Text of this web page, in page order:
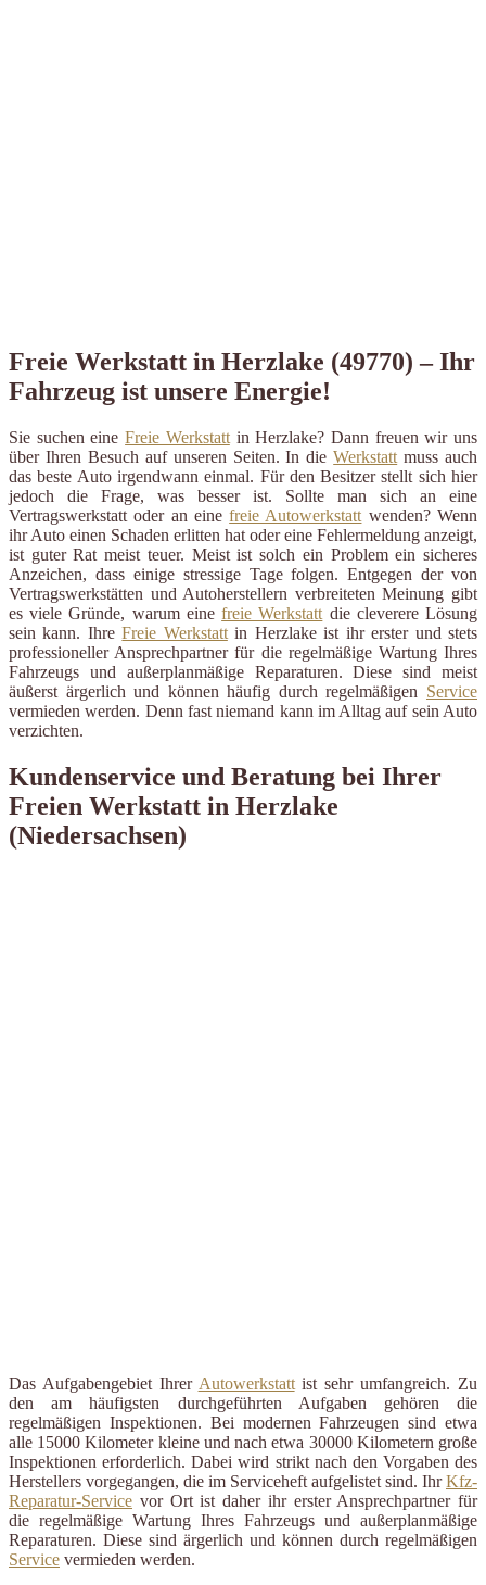
Freie Werkstatt in Herzlake (49770) – Ihr
Fahrzeug ist unsere Energie!
Sie suchen eineFreie Werkstattin Herzlake? Dann freuen wir uns
über Ihren Besuch auf unseren Seiten. In dieWerkstatt muss auch
das beste Auto irgendwann einmal. Für den Besitzer stellt sich hier
jedoch die Frage, was besser ist. Sollte man sich an eine
Vertragswerkstatt oder an einefreie Autowerkstatt wenden? Wenn
ihr Auto einen Schaden erlitten hat oder eine Fehlermeldung anzeigt,
ist guter Rat meist teuer. Meist ist solch ein Problem ein sicheres
Anzeichen, dass einige stressige Tage folgen. Entgegen der von
Vertragswerkstätten und Autoherstellern verbreiteten Meinung gibt
es viele Gründe, warum einefreie Werkstatt die cleverere Lösung
sein kann. IhreFreie Werkstattin Herzlake ist ihr erster und stets
professioneller Ansprechpartner für die regelmäßige Wartung Ihres
Fahrzeugs und außerplanmäßige Reparaturen. Diese sind meist
äußerst ärgerlich und können häufig durch regelmäßigen Service
vermieden werden. Denn fast niemand kann im Alltag auf sein Auto
verzichten.
Kundenservice und Beratung bei Ihrer
Freien Werkstatt in Herzlake
(Niedersachsen)
Das Aufgabengebiet Ihrer Autowerkstattist sehr umfangreich. Zu
den am häufigsten durchgeführten Aufgaben gehören die
regelmäßigen Inspektionen. Bei modernen Fahrzeugen sind etwa
alle 15000 Kilometer kleine und nach etwa 30000 Kilometern große
Inspektionen erforderlich. Dabei wird strikt nach den Vorgaben des
Herstellers vorgegangen, die im Serviceheft aufgelistet sind. IhrKfz-
Reparatur-Service vor Ort ist daher ihr erster Ansprechpartner für
die regelmäßige Wartung Ihres Fahrzeugs und außerplanmäßige
Reparaturen. Diese sind ärgerlich und können durch regelmäßigen
Service vermieden werden.